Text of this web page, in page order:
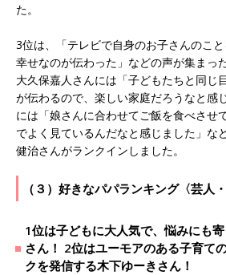
た。
3位は、「テレビで自身のお子さんのこ
幸せなのが伝わった」などの声が集まっ
大久保嘉人さんには「子どもたちと同じ
が伝わるので、楽しい家庭だろうなと感
には「娘さんに合わせてご飯を食べさせ
でよく見ているんだなと感じました」な
健治さんがランクインしました。
（３）好きなパパランキング〈芸人
1位は子どもに大人気で、悩みにも
さん！ 2位はユーモアのある子育て
クを発信する木下ゆーきさん！